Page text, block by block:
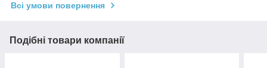
Всі умови повернення
Подібні товари компанії